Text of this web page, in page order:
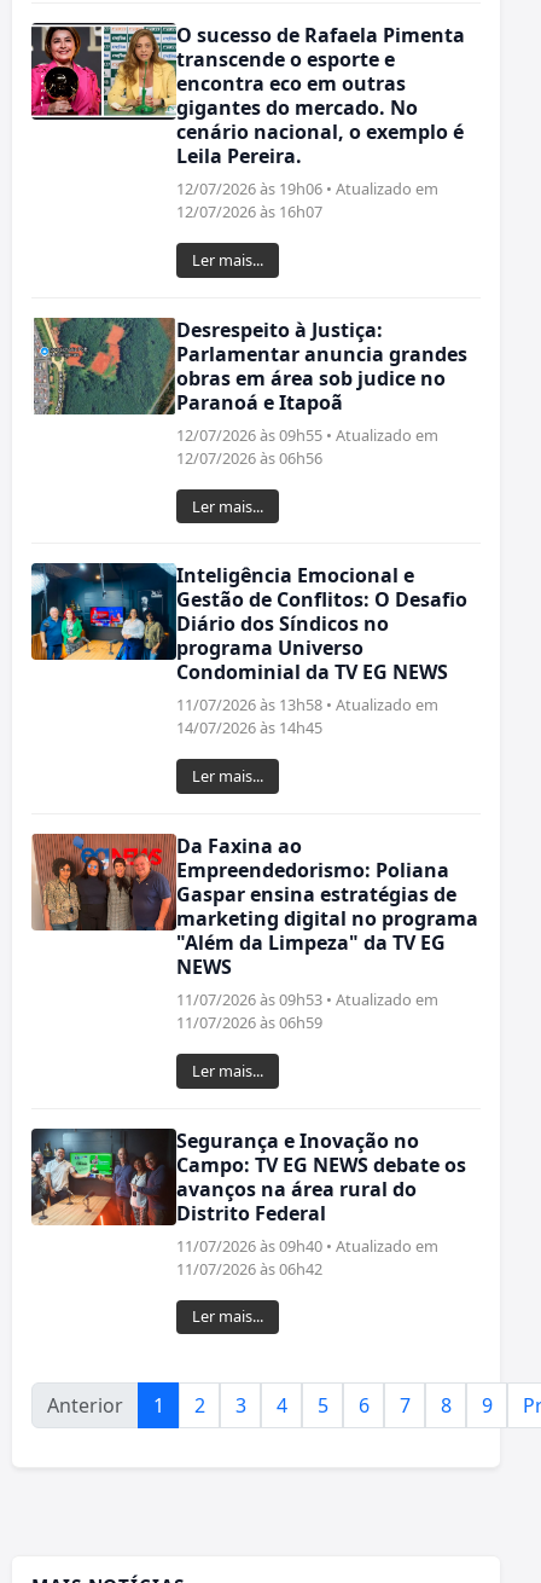
O sucesso de Rafaela Pimenta
transcende o esporte e
encontra eco em outras
gigantes do mercado. No
cenário nacional, o exemplo é
Leila Pereira.
12/07/2026 às 19h06 • Atualizado em
12/07/2026 às 16h07
Ler mais...
Desrespeito à Justiça:
Parlamentar anuncia grandes
obras em área sob judice no
Paranoá e Itapoã
12/07/2026 às 09h55 • Atualizado em
12/07/2026 às 06h56
Ler mais...
Inteligência Emocional e
Gestão de Conflitos: O Desafio
Diário dos Síndicos no
programa Universo
Condominial da TV EG NEWS
11/07/2026 às 13h58 • Atualizado em
14/07/2026 às 14h45
Ler mais...
Da Faxina ao
Empreendedorismo: Poliana
Gaspar ensina estratégias de
marketing digital no programa
"Além da Limpeza" da TV EG
NEWS
11/07/2026 às 09h53 • Atualizado em
11/07/2026 às 06h59
Ler mais...
Segurança e Inovação no
Campo: TV EG NEWS debate os
avanços na área rural do
Distrito Federal
11/07/2026 às 09h40 • Atualizado em
11/07/2026 às 06h42
Ler mais...
Anterior 1 2 3 4 5 6 7 8 9